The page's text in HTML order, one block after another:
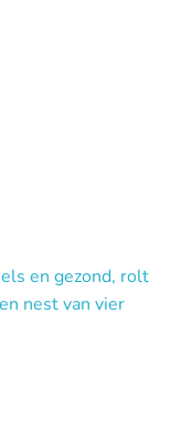
en gezond, rolt
nest van vier